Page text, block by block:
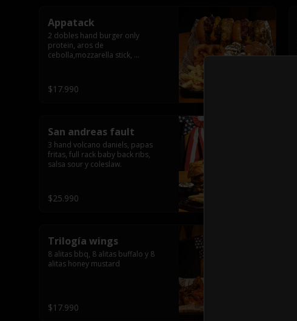
Appatack
2 dobles hand burger only
protein, aros de
cebolla,mozzarella stick,
queso y tocino crispy
$17.990
San andreas fault
3 hand volcano daniels, papas
fritas, full rack baby back ribs,
salsa sour y coleslaw.
$25.990
Trilogía wings
8 alitas bbq, 8 alitas buffalo y 8
alitas honey mustard
$17.990